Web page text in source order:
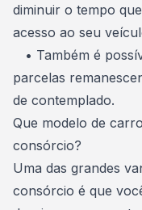
diminuir o tempo
acesso ao seu
• Também é
parcelas
de contemplado.
Que modelo de
consórcio?
Uma das grandes
consórcio é que